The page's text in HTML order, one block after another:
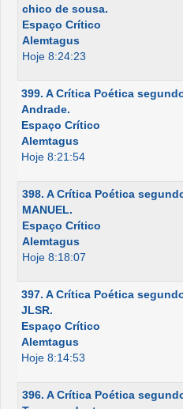
chico de sousa.
Espaço Crítico
Alemtagus
Hoje 8:24:23
399. A Crítica Poética
Andrade.
Espaço Crítico
Alemtagus
Hoje 8:21:54
398. A Crítica Poética
MANUEL.
Espaço Crítico
Alemtagus
Hoje 8:18:07
397. A Crítica Poética
JLSR.
Espaço Crítico
Alemtagus
Hoje 8:14:53
396. A Crítica Poética